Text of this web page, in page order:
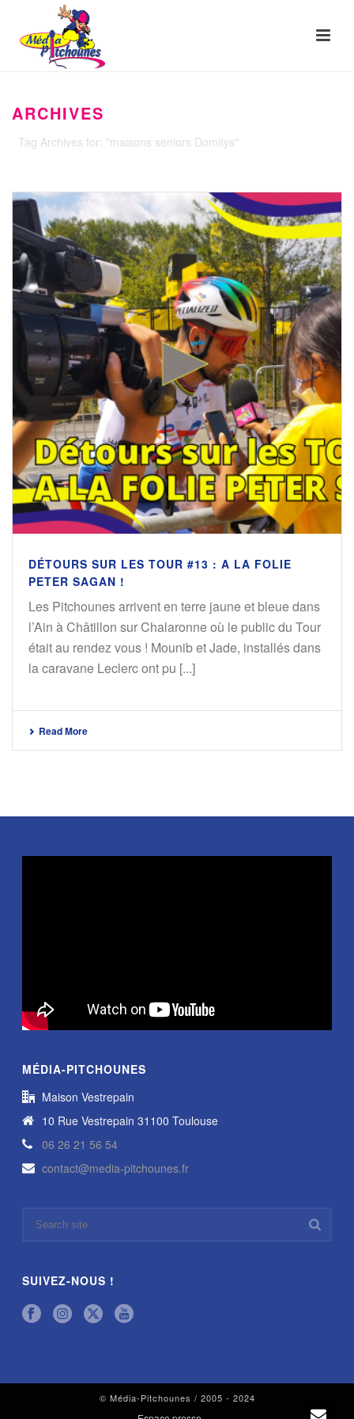
ARCHIVES
Tag Archives for: "maisons seniors Domitys"
DÉTOURS SUR LES TOUR #13 : A LA FOLIE
PETER SAGAN !
Les Pitchounes arrivent en terre jaune et bleue dans
l’Ain à Châtillon sur Chalaronne où le public du Tour
était au rendez vous ! Mounib et Jade, installés dans
la caravane Leclerc ont pu [...]
Read More
MÉDIA-PITCHOUNES
Maison Vestrepain
10 Rue Vestrepain 31100 Toulouse
06 26 21 56 54
contact@media-pitchounes.fr
SUIVEZ-NOUS !
© Média-Pitchounes / 2005 - 2024